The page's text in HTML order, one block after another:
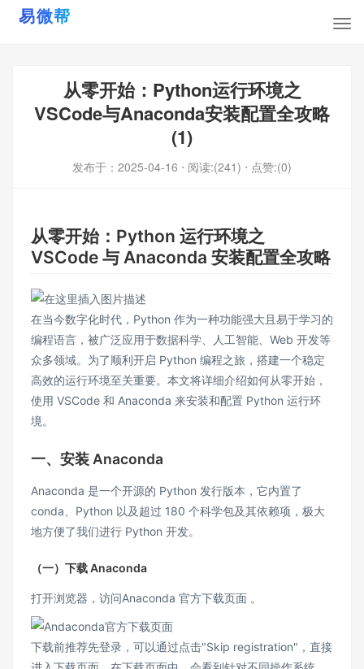
从零开始：Python运行环境之
VSCode与Anaconda安装配置全攻略
(1)
发布于： 2025-04-16 ⋅ 阅读:(241) ⋅ 点赞:(0)
从零开始：Python 运行环境之
VSCode 与 Anaconda 安装配置全攻略
在当今数字化时代，Python 作为一种功能强大且易于学习的
编程语言，被广泛应用于数据科学、人工智能、Web 开发等
众多领域。为了顺利开启 Python 编程之旅，搭建一个稳定
高效的运行环境至关重要。本文将详细介绍如何从零开始，
使用 VSCode 和 Anaconda 来安装和配置 Python 运行环
境。
一、安装 Anaconda
Anaconda 是一个开源的 Python 发行版本，它内置了
conda、Python 以及超过 180 个科学包及其依赖项，极大
地方便了我们进行 Python 开发。
（一）下载 Anaconda
打开浏览器，访问Anaconda 官方下载页面 。
下载前推荐先登录，可以通过点击"Skip registration"，直接